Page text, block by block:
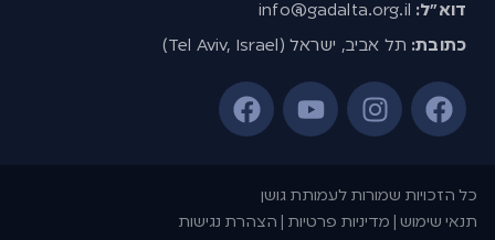
דוא”ל: info@gadalta.org.il
כתובת: תל אביב, ישראל (Tel Aviv, Israel)
כל הזכויות שמורות לעמותת גושן
תנאי שימוש | מדיניות פרטיות | הצהרת נגישות